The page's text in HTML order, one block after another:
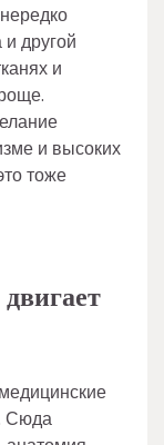
другой
и
и высоких
тоже
Сюда